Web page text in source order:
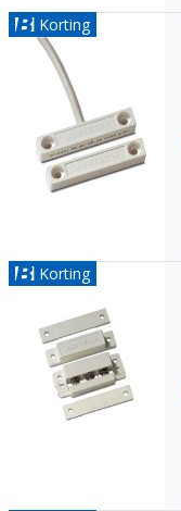
Korting
Korting